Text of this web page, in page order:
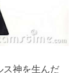
ス神を生んだ